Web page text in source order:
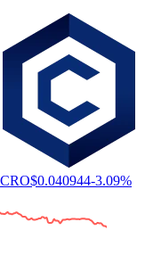
CRO$0.040944-3.09%